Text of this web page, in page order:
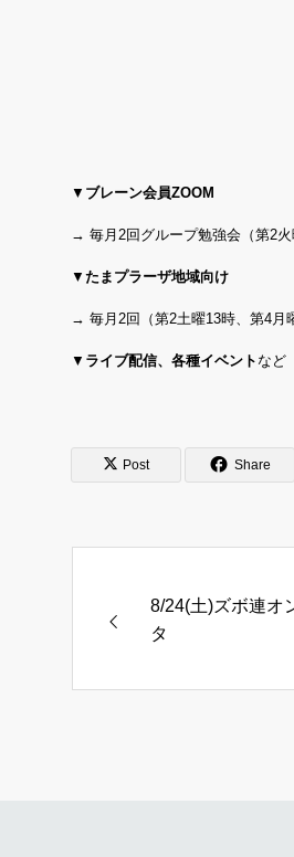
▼ ブレーン会員ZOOM
→ 毎月2回グループ勉強会（第2
▼ たまプラーザ地域向け
→ 毎月2回（第2土曜13時、第4月
▼ ライブ配信、各種イベントなど
Post Share
8/24(土)ズボ連オ
タ